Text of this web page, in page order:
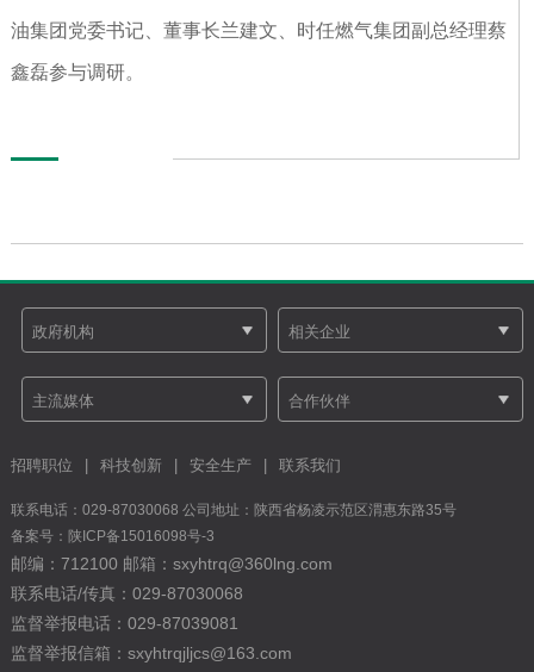
油集团党委书记、董事长兰建文、时任燃气集团副总经理蔡
鑫磊参与调研。
招聘职位 科技创新 安全生产 联系我们
联系电话：029-87030068 公司地址：陕西省杨凌示范区渭惠东路35号
备案号： 陕ICP备15016098号-3
邮编：712100 邮箱：sxyhtrq@360lng.com
联系电话/传真：029-87030068
监督举报电话：029-87039081
监督举报信箱：sxyhtrqjljcs@163.com